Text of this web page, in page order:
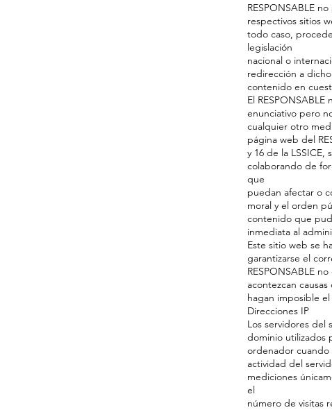
RESPONSABLE
respectivos sitios
todo caso,
legislación
nacional o
redirección a
contenido en
El
enunciativo pero
cualquier otro
página web del
y 16 de la
colaborando de
que
puedan afectar o
moral y el orden
contenido que
inmediata al
Este sitio web se
garantizarse el
RESPONSABLE
acontezcan
hagan imposible
Direcciones IP
Los servidores
dominio utilizados
ordenador cuando
actividad del
mediciones
el
número de visitas